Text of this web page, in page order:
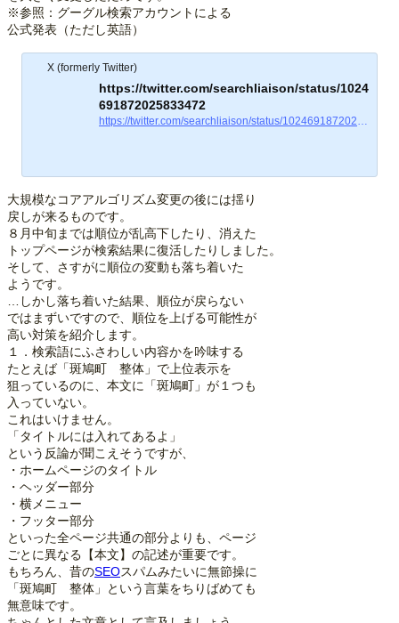
※参照：グーグル検索アカウントによる
公式発表（ただし英語）
X (formerly Twitter)
https://twitter.com/searchliaison/status/1024
691872025833472
https://twitter.com/searchliaison/status/1024691872025833472
大規模なコアアルゴリズム変更の後には揺り
戻しが来るものです。
８月中旬までは順位が乱高下したり、消えた
トップページが検索結果に復活したりしました。
そして、さすがに順位の変動も落ち着いた
ようです。
…しかし落ち着いた結果、順位が戻らない
ではまずいですので、順位を上げる可能性が
高い対策を紹介します。
１．検索語にふさわしい内容かを吟味する
たとえば「斑鳩町 整体」で上位表示を
狙っているのに、本文に「斑鳩町」が１つも
入っていない。
これはいけません。
「タイトルには入れてあるよ」
という反論が聞こえそうですが、
・ホームページのタイトル
・ヘッダー部分
・横メニュー
・フッター部分
といった全ページ共通の部分よりも、ページ
ごとに異なる【本文】の記述が重要です。
もちろん、昔のSEOスパムみたいに無節操に
「斑鳩町 整体」という言葉をちりばめても
無意味です。